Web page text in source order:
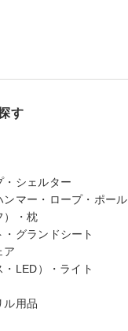
す
・シェルター
ンマー・ロープ・ポール
）・枕
グランドシート
ア
LED）・ライト
ル用品